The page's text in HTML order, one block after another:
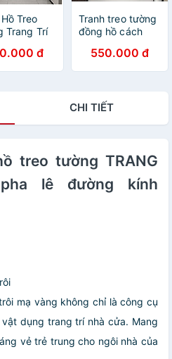
Treo
Trang Trí
Thuật Đẹp
Tráng
đ
Tranh treo tường
đồng hồ cách
sang trọng khổ
dọc kèm đinh
550.000 đ
CHI TIẾT
treo tường TRANG
lê đường kính
mạ vàng không chỉ là công cụ
dụng trang trí nhà cửa. Mang
vẻ trẻ trung cho ngôi nhà của